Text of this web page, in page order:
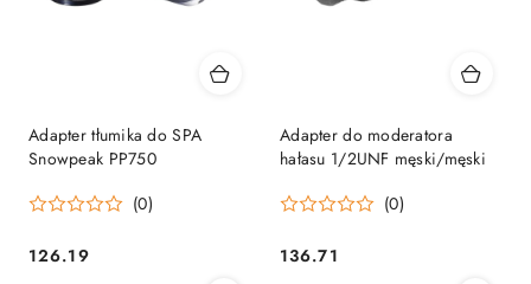
Adapter tłumika do SPA
Snowpeak PP750
(0)
Cena:
126.19
Adapter do moderatora
hałasu 1/2UNF męski/męski
(0)
Cena:
136.71